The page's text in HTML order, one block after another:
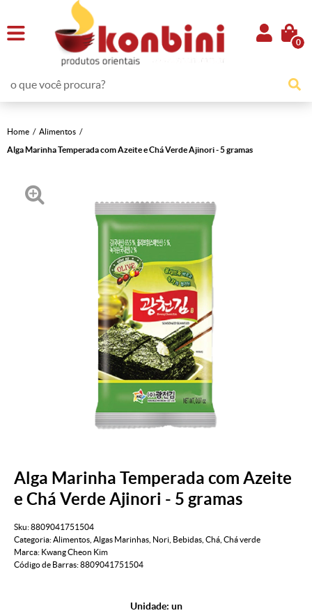
0
Home
Alimentos
Alga Marinha Temperada com Azeite e Chá Verde Ajinori - 5 gramas
Alga Marinha Temperada com Azeite
e Chá Verde Ajinori - 5 gramas
Sku:8809041751504
Categoria:Alimentos Algas Marinhas Nori Bebidas Chá Chá verde
Marca: Kwang Cheon Kim
Código de Barras:8809041751504
Unidade: un